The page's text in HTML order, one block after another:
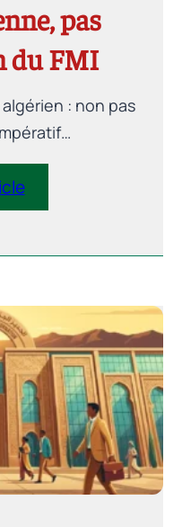
pas
du FMI
: non pas
Exécutif
le modèle